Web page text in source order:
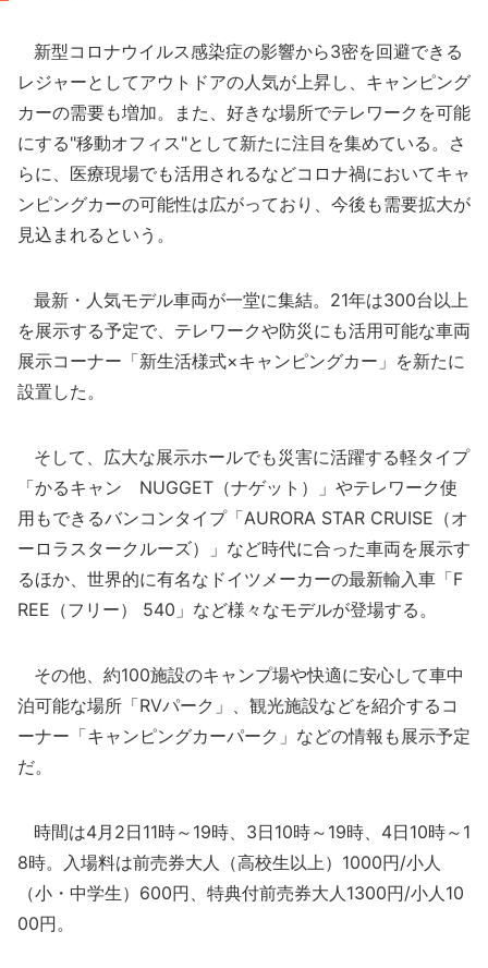
新型コロナウイルス感染症の影響から3密を回避できる
レジャーとしてアウトドアの人気が上昇し、キャンピング
カーの需要も増加。また、好きな場所でテレワークを可能
にする"移動オフィス"として新たに注目を集めている。さ
らに、医療現場でも活用されるなどコロナ禍においてキャ
ンピングカーの可能性は広がっており、今後も需要拡大が
見込まれるという。
最新・人気モデル車両が一堂に集結。21年は300台以上
を展示する予定で、テレワークや防災にも活用可能な車両
展示コーナー「新生活様式×キャンピングカー」を新たに
設置した。
そして、広大な展示ホールでも災害に活躍する軽タイプ
「かるキャン NUGGET（ナゲット）」やテレワーク使
用もできるバンコンタイプ「AURORA STAR CRUISE（オ
ーロラスタークルーズ）」など時代に合った車両を展示す
るほか、世界的に有名なドイツメーカーの最新輸入車「F
REE（フリー） 540」など様々なモデルが登場する。
その他、約100施設のキャンプ場や快適に安心して車中
泊可能な場所「RVパーク」、観光施設などを紹介するコ
ーナー「キャンピングカーパーク」などの情報も展示予定
だ。
時間は4月2日11時～19時、3日10時～19時、4日10時～1
8時。入場料は前売券大人（高校生以上）1000円/小人
（小・中学生）600円、特典付前売券大人1300円/小人10
00円。